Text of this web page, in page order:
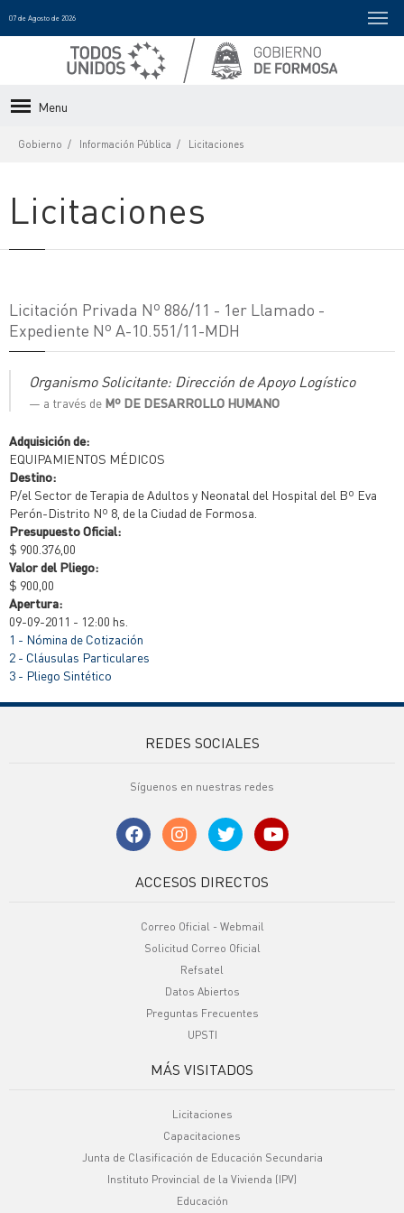
07 de Agosto de 2026
Menu
Gobierno Información Pública Licitaciones
Licitaciones
Licitación Privada Nº 886/11 - 1er Llamado -
Expediente Nº A-10.551/11-MDH
Organismo Solicitante: Dirección de Apoyo Logístico
a través de Mº DE DESARROLLO HUMANO
Adquisición de:
EQUIPAMIENTOS MÉDICOS
Destino:
P/el Sector de Terapia de Adultos y Neonatal del Hospital del Bº Eva
Perón-Distrito Nº 8, de la Ciudad de Formosa.
Presupuesto Oficial:
$ 900.376,00
Valor del Pliego:
$ 900,00
Apertura:
09-09-2011 - 12:00 hs.
1 - Nómina de Cotización
2 - Cláusulas Particulares
3 - Pliego Sintético
REDES SOCIALES
Síguenos en nuestras redes
ACCESOS DIRECTOS
Correo Oficial - Webmail
Solicitud Correo Oficial
Refsatel
Datos Abiertos
Preguntas Frecuentes
UPSTI
MÁS VISITADOS
Licitaciones
Capacitaciones
Junta de Clasificación de Educación Secundaria
Instituto Provincial de la Vivienda (IPV)
Educación